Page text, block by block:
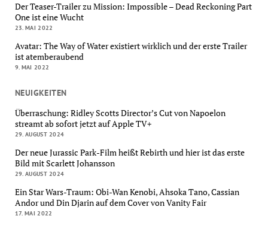
Der Teaser-Trailer zu Mission: Impossible – Dead Reckoning Part
One ist eine Wucht
23. MAI 2022
Avatar: The Way of Water existiert wirklich und der erste Trailer
ist atemberaubend
9. MAI 2022
NEUIGKEITEN
Überraschung: Ridley Scotts Director’s Cut von Napoelon
streamt ab sofort jetzt auf Apple TV+
29. AUGUST 2024
Der neue Jurassic Park-Film heißt Rebirth und hier ist das erste
Bild mit Scarlett Johansson
29. AUGUST 2024
Ein Star Wars-Traum: Obi-Wan Kenobi, Ahsoka Tano, Cassian
Andor und Din Djarin auf dem Cover von Vanity Fair
17. MAI 2022